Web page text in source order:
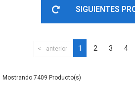
SIGUIENTES
anterior 1 2 3 4
7409